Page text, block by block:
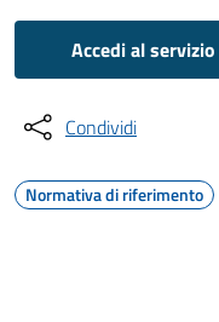
Accedi al servizio
Condividi
Normativa di riferimento